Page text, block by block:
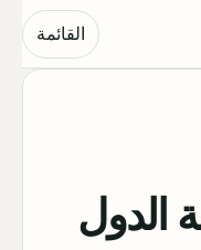
القائمة
الدول